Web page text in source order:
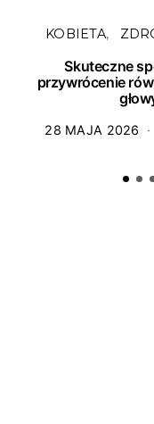
KOBIETA
Skuteczne
przywrócenie
28 MAJA 2026